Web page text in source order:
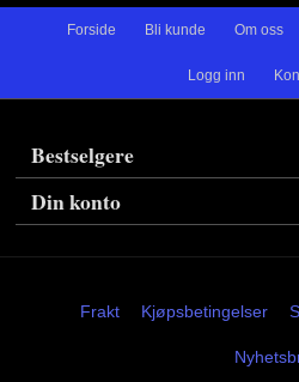
Forside Bli kunde Om oss
Logg inn
Bestselgere
Din konto
Frakt Kjøpsbetingelser